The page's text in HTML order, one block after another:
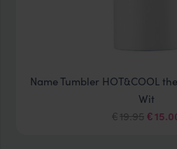
Name Tumbler HOT&COOL
Wit
€19.95 €